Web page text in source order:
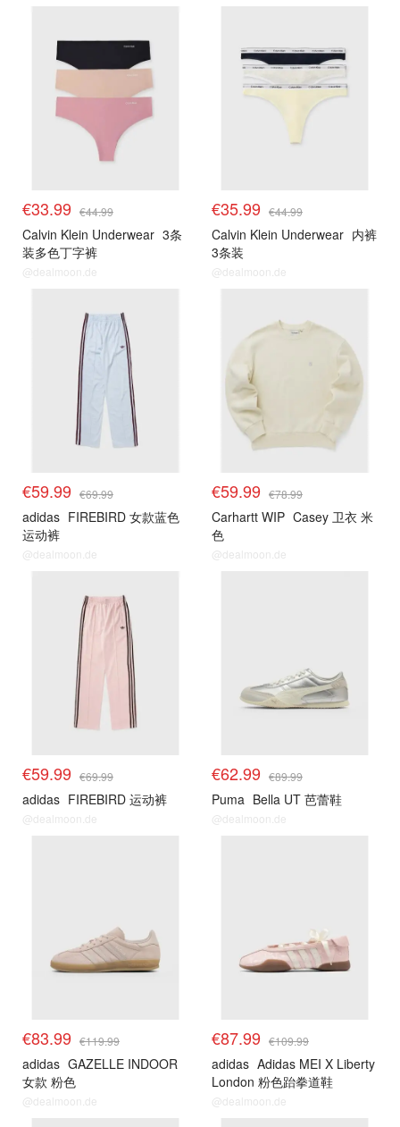
€33.99 €44.99
Calvin Klein Underwear 3条
装多色丁字裤
@dealmoon.de
€35.99 €44.99
Calvin Klein Underwear 内裤
3条装
@dealmoon.de
€59.99 €69.99
adidas FIREBIRD 女款蓝色
运动裤
@dealmoon.de
€59.99 €78.99
Carhartt WIP Casey 卫衣 米
色
@dealmoon.de
€59.99 €69.99
adidas FIREBIRD 运动裤
@dealmoon.de
€62.99 €89.99
Puma Bella UT 芭蕾鞋
@dealmoon.de
€83.99 €119.99
adidas GAZELLE INDOOR
女款 粉色
@dealmoon.de
€87.99 €109.99
adidas Adidas MEI X Liberty
London 粉色跆拳道鞋
@dealmoon.de